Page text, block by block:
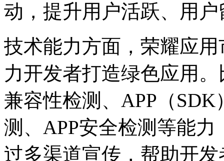
动，提升用户活跃、用
技术能力方面，荣耀应
力开发者打造绿色应用
兼容性检测、APP（
测、APP安全检测等能
过多渠道宣传，帮助开